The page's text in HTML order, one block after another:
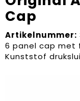
Werkkleding
Kleding en
Carnaval
Dag van de
Blogs
Cap
Artikelnummer:
6 panel cap met
Kunststof